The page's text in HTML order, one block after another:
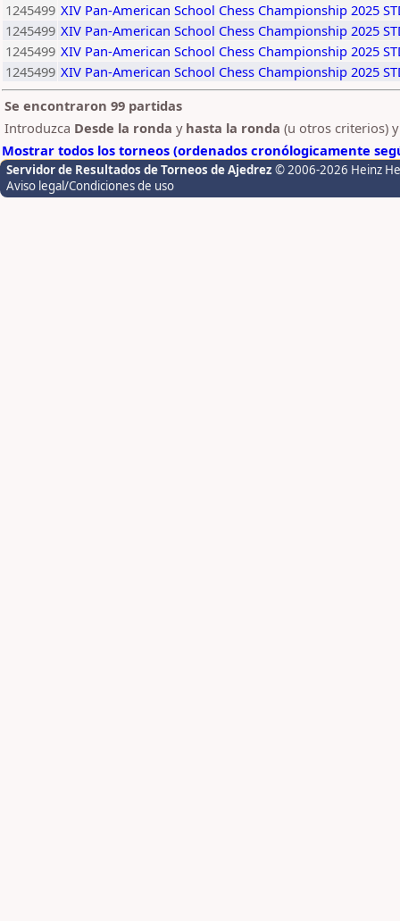
1245499 XIV Pan-American School Chess Championship 2025
1245499 XIV Pan-American School Chess Championship 2025
1245499 XIV Pan-American School Chess Championship 2025
1245499 XIV Pan-American School Chess Championship 2025
Se encontraron 99 partidas
Introduzca Desde la ronda y hasta la ronda (u otros criterios)
Mostrar todos los torneos (ordenados cronólogicamente
Servidor de Resultados de Torneos de Ajedrez © 2006-2026 Heinz
Aviso legal/Condiciones de uso